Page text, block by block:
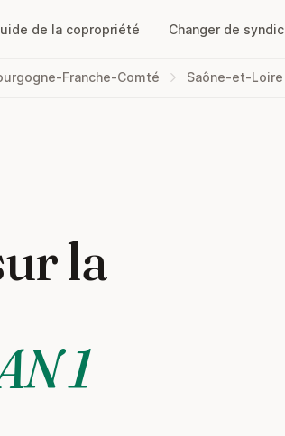
de la copropriété Changer de syndic
Franche-Comté Saône-et-Loire
la
1